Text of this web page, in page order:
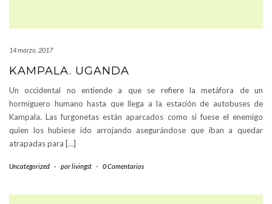
14 marzo, 2017
KAMPALA. UGANDA
Un occidental no entiende a que se refiere la metáfora de un
hormiguero humano hasta que llega a la estación de autobuses de
Kampala. Las furgonetas están aparcados como si fuese el enemigo
quien los hubiese ido arrojando asegurándose que iban a quedar
atrapadas para […]
Uncategorized - porlivingst - 0 Comentarios